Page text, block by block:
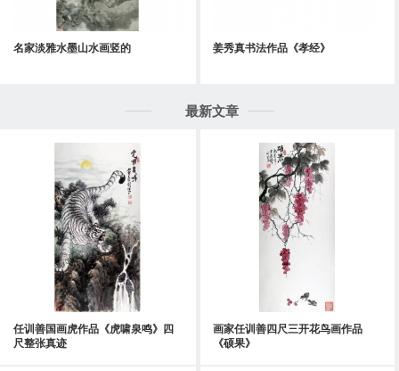
名家淡雅水墨山水画竖的 姜秀真书法作品《孝经》
最新文章
任训善国画虎作品《虎啸泉鸣》四
尺整张真迹
画家任训善四尺三开花鸟画作品
《硕果》